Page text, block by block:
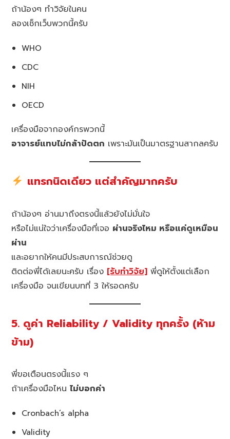
ถ้าน้องๆ ทำวิจัยในคน
ลองเช็กเว็บพวกนี้ครับ
WHO
CDC
NIH
OECD
เครื่องมือจากองค์กรพวกนี้
อาจารย์แทบไม่กล้าปัดตก เพราะมันเป็นมาตรฐานสากลครับ
แทรกนิดเดียว แต่สำคัญมากครับ
ถ้าน้องๆ อ่านมาถึงตรงนี้แล้วยังไม่มั่นใจ
หรือไม่แน่ใจว่าเครื่องมือที่เจอ ผ่านจริงไหม หรือแค่ดูเหมือน
ผ่าน
และอยากให้คนมีประสบการณ์ช่วยดู
ติดต่อพี่ได้เลยนะครับ เรื่อง [รับทำวิจัย] พี่ดูให้ตั้งแต่เลือก
เครื่องมือ จนเขียนบทที่ 3 ให้รอดครับ
5. ดูค่า Reliability / Validity ทุกครั้ง (ห้าม
ข้าม)
พี่ขอเตือนตรงนี้แรง ๆ
ถ้าเครื่องมือไหนไม่บอกค่า
Cronbach’s alpha
Validity